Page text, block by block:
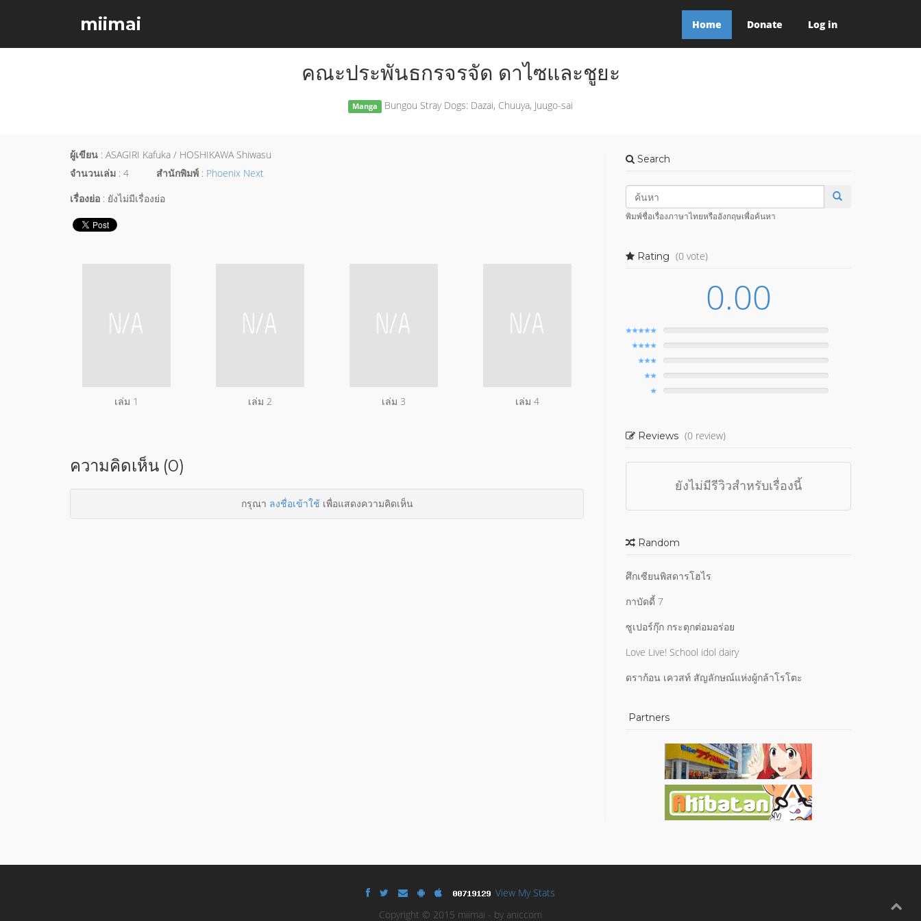
miimai Home Donate Log in
คณะประพันธกรจรจัด ดาไซและชูยะ
Manga Bungou Stray Dogs: Dazai, Chuuya, Juugo-sai
ผู้เขียน : ASAGIRI Kafuka / HOSHIKAWA Shiwasu
จำนวนเล่ม : 4 สำนักพิมพ์ : Phoenix Next
เรื่องย่อ : ยังไม่มีเรื่องย่อ
เล่ม 1 เล่ม 2 เล่ม 3 เล่ม 4
ความคิดเห็น (0)
กรุณา ลงชื่อเข้าใช้เพื่อแสดงความคิดเห็น
Search
พิมพ์ชื่อเรื่องภาษาไทยหรืออังกฤษเพื่อค้นหา
Rating (0 vote)
0.00
Reviews (0 review)
ยังไม่มีรีวิวสำหรับเรื่องนี้
Random
ศึกเซียนพิสดารโฮไร
กาบัดดี้ 7
ซูเปอร์กุ๊ก กระตุกต่อมอร่อย
Love Live! School idol dairy
ดราก้อน เควสท์ สัญลักษณ์แห่งผู้กล้าโรโตะ
Partners
View My Stats
Copyright © 2015 miimai - by aniccom